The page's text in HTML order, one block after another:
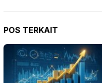
POS TERKAIT